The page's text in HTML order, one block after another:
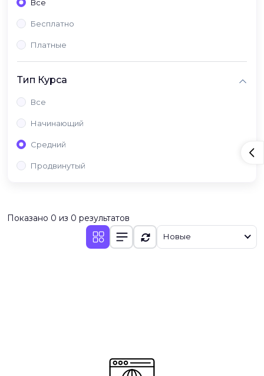
Все
Бесплатно
Платные
Тип Курса
Все
Начинающий
Средний
Продвинутый
Показано 0 из 0 результатов
Новые